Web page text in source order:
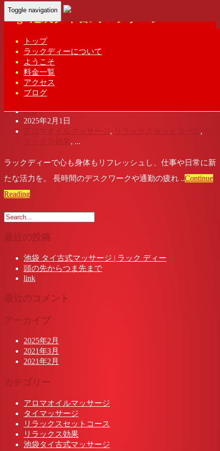
Toggle navigation
トップ
ラックディーについて
ようこそ
料金一覧
アクセス
ブログ
Tag: 池袋タイ古式マッサージ
Home - 池袋タイ古式マッサージ
池袋 タイ古式マッサージ | ラック ディ
gina
2025年2月1日
アロマオイルマッサージ, リラックスセットコース ,
ラックス効果, ...
ラックディーで心も身体もリフレッシュし、仕事や日常に新
たな活力を。 長時間のデスクワークや通勤の疲れ ..Continue
Reading
最近の投稿
池袋 タイ古式マッサージ | ラック ディー
頭の先からつま先まで
link
最近のコメント
アーカイブ
2025年2月
2021年3月
2021年2月
カテゴリー
アロマオイルマッサージ
タイマッサージ
リラックスセットコース
リラックス効果
池袋タイ古式マッサージ